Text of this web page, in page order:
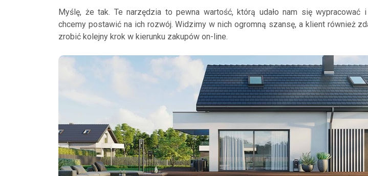
Myślę, że tak. Te narzędzia to pewna wartość, którą udało nam się wypracować
chcemy postawić na ich rozwój. Widzimy w nich ogromną szansę, a klient również
zrobić kolejny krok w kierunku zakupów on-line.